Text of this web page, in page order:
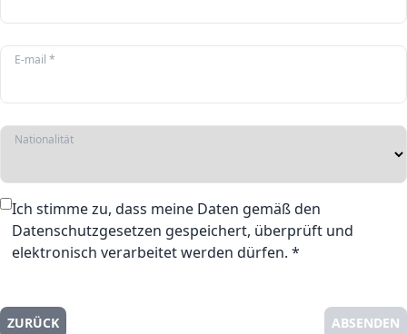
E-mail *
Nationalität
Ich stimme zu, dass meine Daten gemäß den
Datenschutzgesetzen gespeichert, überprüft und
elektronisch verarbeitet werden dürfen. *
ZURÜCK ABSENDEN